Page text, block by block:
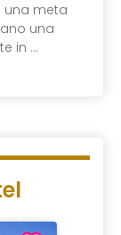
una meta
una
in ...